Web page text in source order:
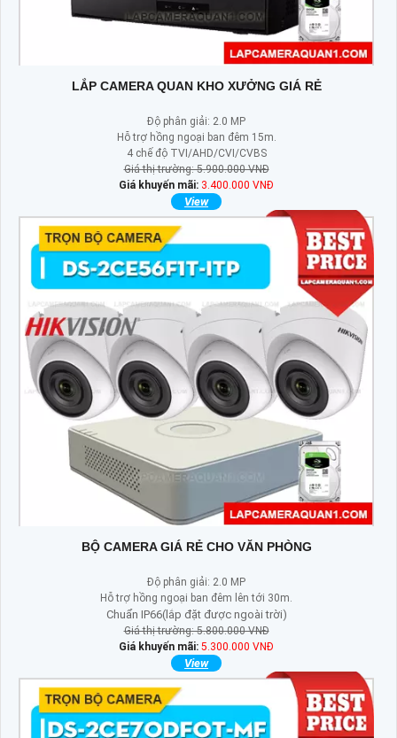
LẮP CAMERA QUAN KHO XƯỞNG GIÁ RẺ
Độ phân giải: 2.0 MP
Hỗ trợ hồng ngoại ban đêm 15m.
4 chế độ TVI/AHD/CVI/CVBS
Giá thị trường: 5.900.000 VNĐ
Giá khuyến mãi: 3.400.000 VNĐ
View
BỘ CAMERA GIÁ RẺ CHO VĂN PHÒNG
Độ phân giải: 2.0 MP
Hỗ trợ hồng ngoại ban đêm lên tới 30m.
Chuẩn IP66(lắp đặt được ngoài trời)
Giá thị trường: 5.800.000 VNĐ
Giá khuyến mãi: 5.300.000 VNĐ
View